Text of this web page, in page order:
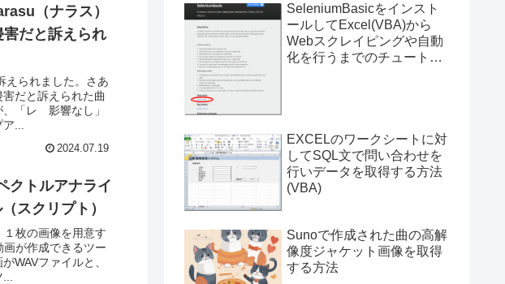
（ナラス）
だと訴えられ
えられました。さあ
だと訴えられた曲
、「レ 影響なし」
ア...
2024.07.19
クトルアナライ
スクリプト）
枚の画像を用意す
が作成できるツー
WAVファイルと、
SeleniumBasicをインスト
ールしてExcel(VBA)から
Webスクレイピングや自動
化を行うまでのチュートリ
EXCELのワークシートに対
してSQL文で問い合わせを
行いデータを取得する方法
(VBA)
Sunoで作成された曲の高解
像度ジャケット画像を取得
する方法